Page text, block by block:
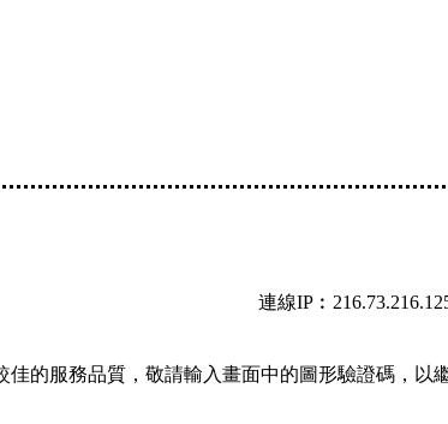
連線
的服務品質，敬請輸入畫面中的圖形驗證碼，以